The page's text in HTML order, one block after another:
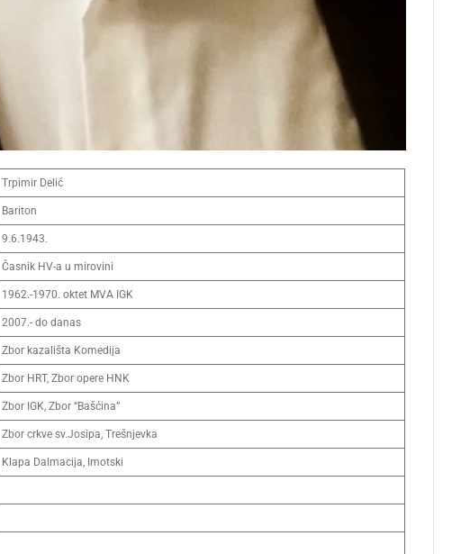
Trpimir Delić
Bariton
9.6.1943.
Časnik HV-a u mirovini
1962.-1970. oktet MVA IGK
2007.- do danas
Zbor kazališta Komedija
Zbor HRT, Zbor opere HNK
Zbor IGK, Zbor “Bašćina”
Zbor crkve sv.Josipa, Trešnjevka
Klapa Dalmacija, Imotski